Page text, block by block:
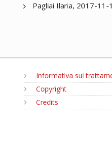
Pagliai Ilaria, 2017-11-
Informativa sul
Copyright
Credits